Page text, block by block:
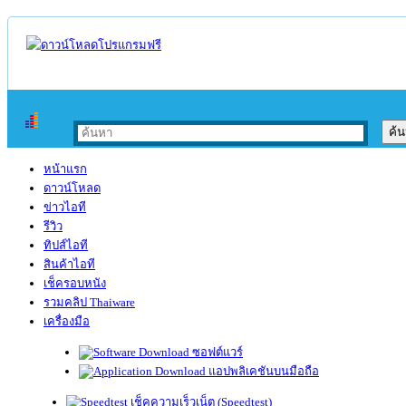
หน้าแรก
ดาวน์โหลด
ข่าวไอที
รีวิว
ทิปส์ไอที
สินค้าไอที
เช็ครอบหนัง
รวมคลิป Thaiware
เครื่องมือ
ซอฟต์แวร์
แอปพลิเคชันบนมือถือ
เช็คความเร็วเน็ต (Speedtest)